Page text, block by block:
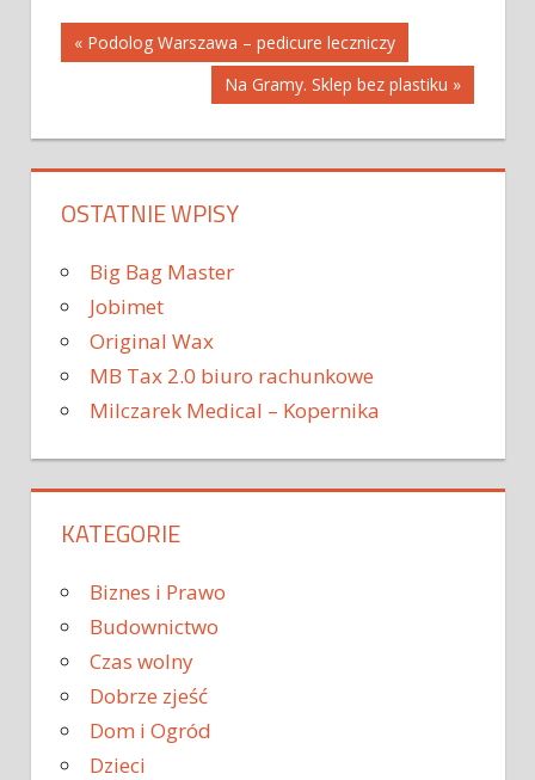
Nawigacja
« Podolog Warszawa – pedicure leczniczy
Na Gramy. Sklep bez plastiku »
OSTATNIE WPISY
Big Bag Master
Jobimet
Original Wax
MB Tax 2.0 biuro rachunkowe
Milczarek Medical – Kopernika
KATEGORIE
Biznes i Prawo
Budownictwo
Czas wolny
Dobrze zjeść
Dom i Ogród
Dzieci